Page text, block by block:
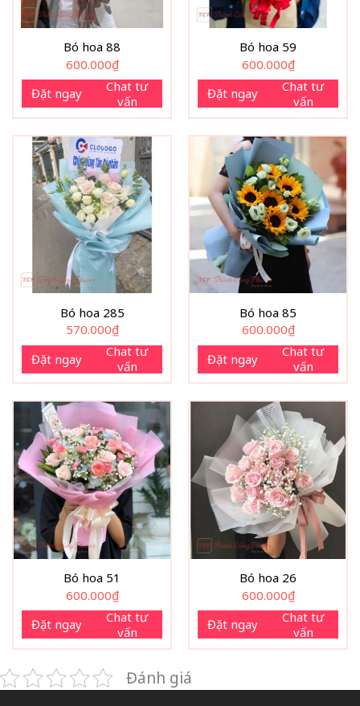
Bó hoa 88
600.000₫
Đặt ngay
Chat tư
vấn
Bó hoa 59
600.000₫
Đặt ngay
Chat tư
vấn
Bó hoa 285
570.000₫
Đặt ngay
Chat tư
vấn
Bó hoa 85
600.000₫
Đặt ngay
Chat tư
vấn
Bó hoa 51
600.000₫
Đặt ngay
Chat tư
vấn
Bó hoa 26
600.000₫
Đặt ngay
Chat tư
vấn
Đánh giá